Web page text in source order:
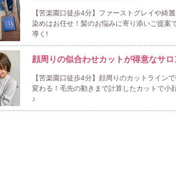
【苦楽園口徒歩4分】ファーストグレイや綺
染めはお任せ！髪のお悩みに寄り添いご提案
導く!
顔周りの似合わせカットが得意なサロ
【苦楽園口徒歩4分】顔周りのカットライン
変わる！毛先の動きまで計算したカットで小
♪